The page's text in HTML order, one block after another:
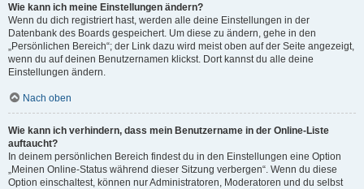
Wie kann ich meine Einstellungen ändern?
Wenn du dich registriert hast, werden alle deine Einstellungen in der
Datenbank des Boards gespeichert. Um diese zu ändern, gehe in den
„Persönlichen Bereich“; der Link dazu wird meist oben auf der Seite angezeigt,
wenn du auf deinen Benutzernamen klickst. Dort kannst du alle deine
Einstellungen ändern.
Nach oben
Wie kann ich verhindern, dass mein Benutzername in der Online-Liste
auftaucht?
In deinem persönlichen Bereich findest du in den Einstellungen eine Option
„Meinen Online-Status während dieser Sitzung verbergen“. Wenn du diese
Option einschaltest, können nur Administratoren, Moderatoren und du selbst